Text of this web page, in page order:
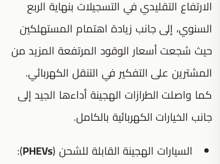
الارتفاع التقليدي في التسجيلات بنهاية الربع
السنوي، إلى جانب زيادة اهتمام المستهلكين
حيث شجعت أسعار الوقود المرتفعة المزيد من
المشترين على التفكير في التنقل الكهربائي.
كما واصلت الطرازات الهجينة أداءها الجيد إلى
جانب الخيارات الكهربائية بالكامل.
السيارات الهجينة القابلة للشحن (PHEVs
):